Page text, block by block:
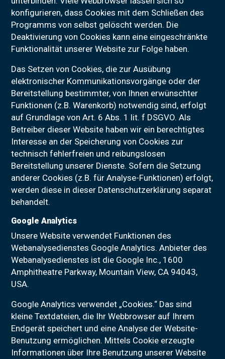
konfigurieren, dass Cookies mit dem Schließen des
Programms von selbst gelöscht werden. Die
Deaktivierung von Cookies kann eine eingeschränkte
Funktionalität unserer Website zur Folge haben.
Das Setzen von Cookies, die zur Ausübung
elektronischer Kommunikationsvorgänge oder der
Bereitstellung bestimmter, von Ihnen erwünschter
Funktionen (z.B. Warenkorb) notwendig sind, erfolgt
auf Grundlage von Art. 6 Abs. 1 lit. f DSGVO. Als
Betreiber dieser Website haben wir ein berechtigtes
Interesse an der Speicherung von Cookies zur
technisch fehlerfreien und reibungslosen
Bereitstellung unserer Dienste. Sofern die Setzung
anderer Cookies (z.B. für Analyse-Funktionen) erfolgt,
werden diese in dieser Datenschutzerklärung separat
behandelt.
Google Analytics
Unsere Website verwendet Funktionen des
Webanalysedienstes Google Analytics. Anbieter des
Webanalysedienstes ist die Google Inc., 1600
Amphitheatre Parkway, Mountain View, CA 94043,
USA.
Google Analytics verwendet „Cookies.“ Das sind
kleine Textdateien, die Ihr Webbrowser auf Ihrem
Endgerät speichert und eine Analyse der Website-
Benutzung ermöglichen. Mittels Cookie erzeugte
Informationen über Ihre Benutzung unserer Website